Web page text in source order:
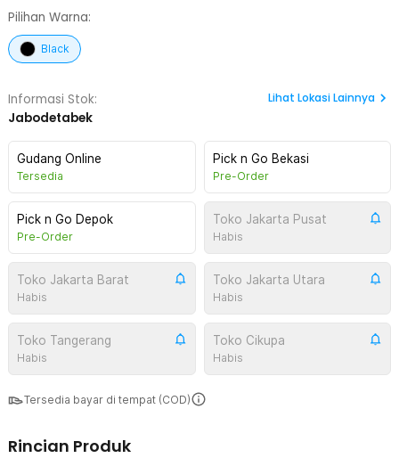
Pilihan Warna:
Black
Informasi Stok:
Jabodetabek
Lihat Lokasi Lainnya
Gudang Online
Tersedia
Pick n Go Bekasi
Pre-Order
Pick n Go Depok
Pre-Order
Toko Jakarta Pusat
Habis
Toko Jakarta Barat
Habis
Toko Jakarta Utara
Habis
Toko Tangerang
Habis
Toko Cikupa
Habis
Tersedia bayar di tempat (COD)
Rincian Produk